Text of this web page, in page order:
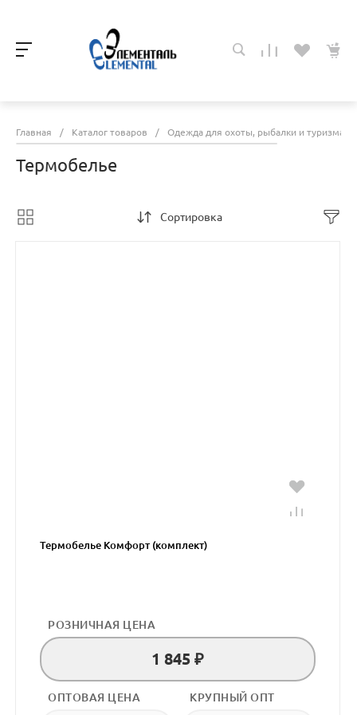
Главная / Каталог товаров / Одежда для охоты, рыбалки и туризма
Термобелье
Сортировка
Термобелье Комфорт (комплект)
РОЗНИЧНАЯ ЦЕНА
1 845 ₽
ОПТОВАЯ ЦЕНА КРУПНЫЙ ОПТ